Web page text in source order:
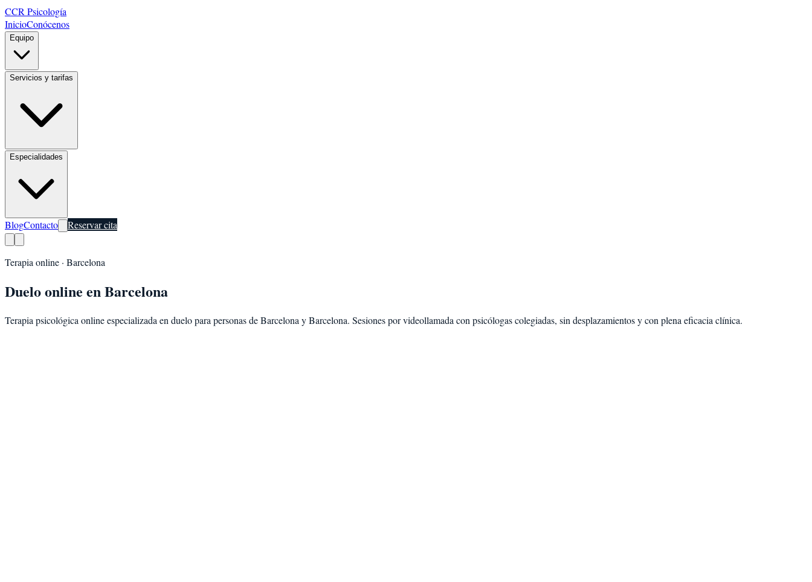
CCR Psicología
InicioConócenos
Equipo
Servicios y tarifas
Especialidades
BlogContacto Reservar cita
Terapia online · Barcelona
Dueloonline enBarcelona
Terapia psicológica online especializada en duelopara personas deBarcelona yBarcelona. Sesiones por videollamada con psicólogas colegiadas, sin desplazamientos y con plena eficacia clínica.